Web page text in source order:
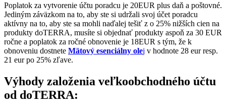
Poplatok za vytvorenie účtu poradcu je 20EUR plus daň a poštovné.
Jediným záväzkom na to, aby ste si udržali svoj účet poradcu
aktívny na to, aby ste sa mohli naďalej tešiť z o 25% nižších cien na
produkty doTERRA, musíte si objednať produkty aspoň za 30 EUR
ročne a poplatok za ročné obnovenie je 18EUR s tým, že k
obnoveniu dostnete Mätový esenciálny olej v hodnote 28 eur resp.
21 eur po 25% zľave.
Výhody založenia veľkoobchodného účtu
od doTERRA: